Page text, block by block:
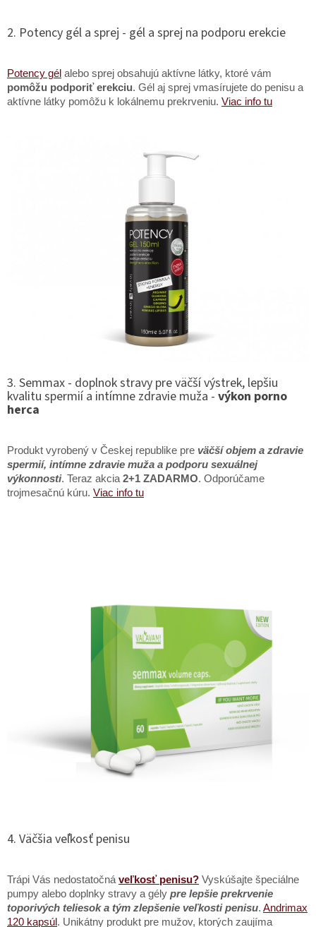
2. Potency gél a sprej - gél a sprej na podporu erekcie
Potency gél alebo sprej obsahujú aktívne látky, ktoré vám
pomôžu podporiť erekciu. Gél aj sprej vmasírujete do penisu a
aktívne látky pomôžu k lokálnemu prekrveniu. Viac info tu
3. Semmax - doplnok stravy pre väčší výstrek, lepšiu
kvalitu spermií a intímne zdravie muža - výkon porno
herca
Produkt vyrobený v Českej republike pre väčší objem a zdravie
spermií, intímne zdravie muža a podporu sexuálnej
výkonnosti. Teraz akcia 2+1 ZADARMO. Odporúčame
trojmesačnú kúru. Viac info tu
4. Väčšia veľkosť penisu
Trápi Vás nedostatočná veľkosť penisu? Vyskúšajte špeciálne
pumpy alebo doplnky stravy a gély pre lepšie prekrvenie
toporivých teliesok a tým zlepšenie veľkosti penisu. Andrimax
120 kapsúl . Unikátny produkt pre mužov, ktorých zaujíma